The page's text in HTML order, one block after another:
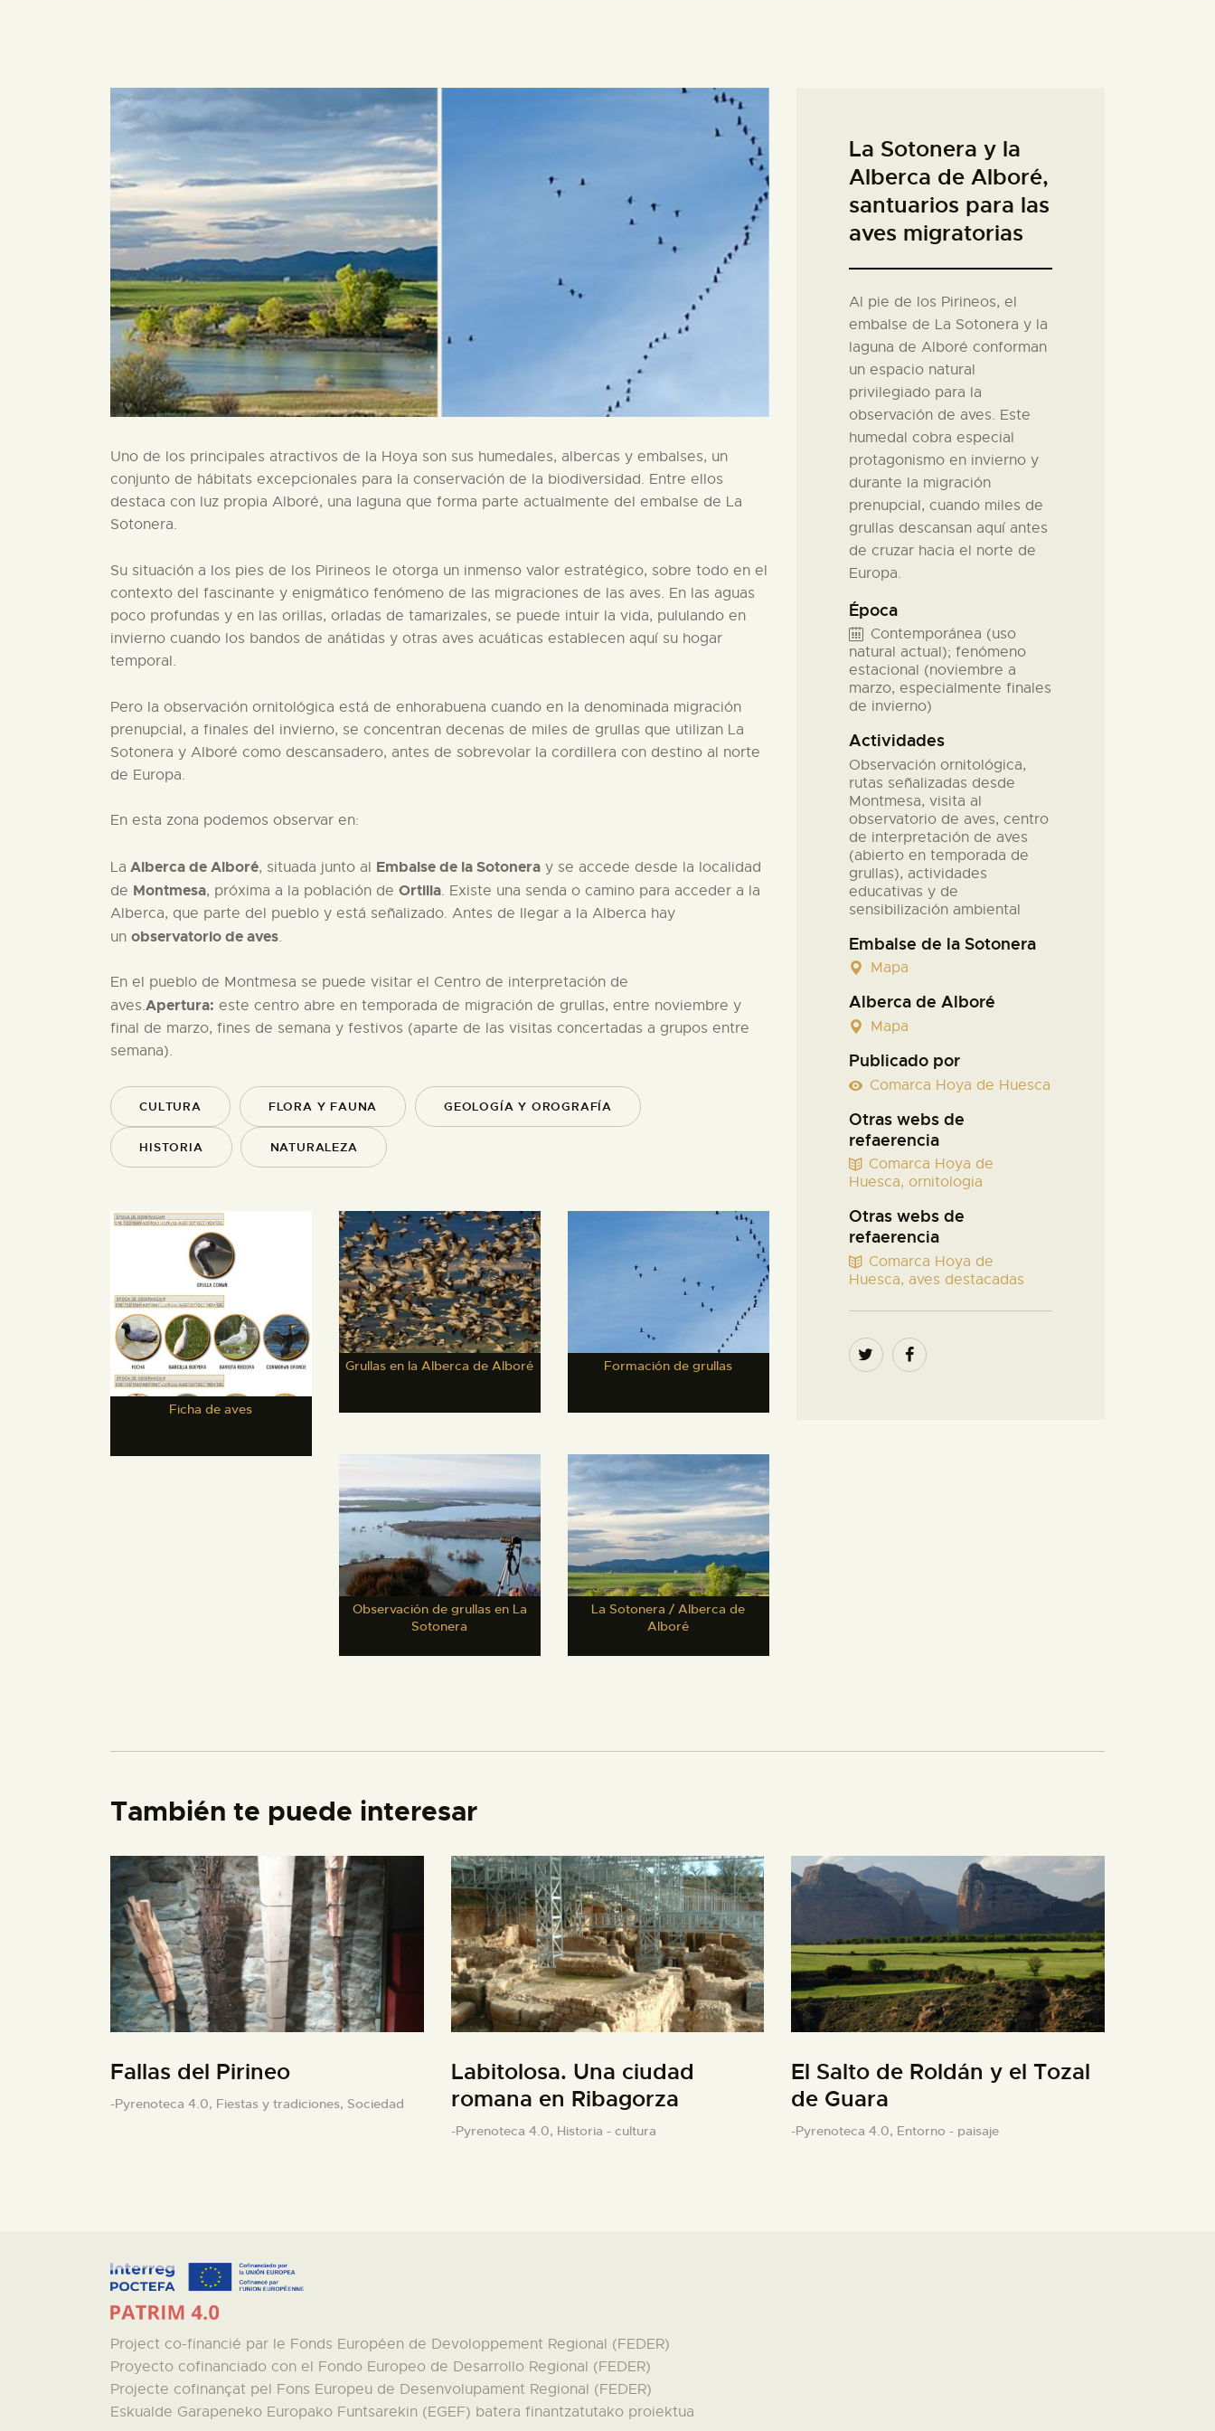
Uno de los principales atractivos de la Hoya son sus humedales, albercas y embalses, un
conjunto de hábitats excepcionales para la conservación de la biodiversidad. Entre ellos
destaca con luz propia Alboré, una laguna que forma parte actualmente del embalse de La
Sotonera.
Su situación a los pies de los Pirineos le otorga un inmenso valor estratégico, sobre todo en el
contexto del fascinante y enigmático fenómeno de las migraciones de las aves. En las aguas
poco profundas y en las orillas, orladas de tamarizales, se puede intuir la vida, pululando en
invierno cuando los bandos de anátidas y otras aves acuáticas establecen aquí su hogar
temporal.
Pero la observación ornitológica está de enhorabuena cuando en la denominada migración
prenupcial, a finales del invierno, se concentran decenas de miles de grullas que utilizan La
Sotonera y Alboré como descansadero, antes de sobrevolar la cordillera con destino al norte
de Europa.
En esta zona podemos observar en:
La Alberca de Alboré, situada junto al Embalse de la Sotonera y se accede desde la localidad
de Montmesa, próxima a la población de Ortilla. Existe una senda o camino para acceder a la
Alberca, que parte del pueblo y está señalizado. Antes de llegar a la Alberca hay
un observatorio de aves.
En el pueblo de Montmesa se puede visitar el Centro de interpretación de
aves.Apertura: este centro abre en temporada de migración de grullas, entre noviembre y
final de marzo, fines de semana y festivos (aparte de las visitas concertadas a grupos entre
semana).
CULTURA FLORA Y FAUNA GEOLOGÍA Y OROGRAFÍA
HISTORIA NATURALEZA
Ficha de aves
Grullas en la Alberca de Alboré Formación de grullas
Observación de grullas en La
Sotonera
La Sotonera / Alberca de
Alboré
La Sotonera y la
Alberca de Alboré,
santuarios para las
aves migratorias
Al pie de los Pirineos, el
embalse de La Sotonera y la
laguna de Alboré conforman
un espacio natural
privilegiado para la
observación de aves. Este
humedal cobra especial
protagonismo en invierno y
durante la migración
prenupcial, cuando miles de
grullas descansan aquí antes
de cruzar hacia el norte de
Europa.
Época
Contemporánea (uso
natural actual); fenómeno
estacional (noviembre a
marzo, especialmente finales
de invierno)
Actividades
Observación ornitológica,
rutas señalizadas desde
Montmesa, visita al
observatorio de aves, centro
de interpretación de aves
(abierto en temporada de
grullas), actividades
educativas y de
sensibilización ambiental
Embalse de la Sotonera
Mapa
Alberca de Alboré
Mapa
Publicado por
Comarca Hoya de Huesca
Otras webs de
refaerencia
Comarca Hoya de
Huesca, ornitologia
Otras webs de
refaerencia
Comarca Hoya de
Huesca, aves destacadas
También te puede interesar
Fallas del Pirineo
-Pyrenoteca 4.0, Fiestas y tradiciones, Sociedad
Labitolosa. Una ciudad
romana en Ribagorza
-Pyrenoteca 4.0, Historia - cultura
El Salto de Roldán y el Tozal
de Guara
-Pyrenoteca 4.0, Entorno - paisaje
Project co-financié par le Fonds Européen de Devoloppement Regional (FEDER)
Proyecto cofinanciado con el Fondo Europeo de Desarrollo Regional (FEDER)
Projecte cofinançat pel Fons Europeu de Desenvolupament Regional (FEDER)
Eskualde Garapeneko Europako Funtsarekin (EGEF) batera finantzatutako proiektua